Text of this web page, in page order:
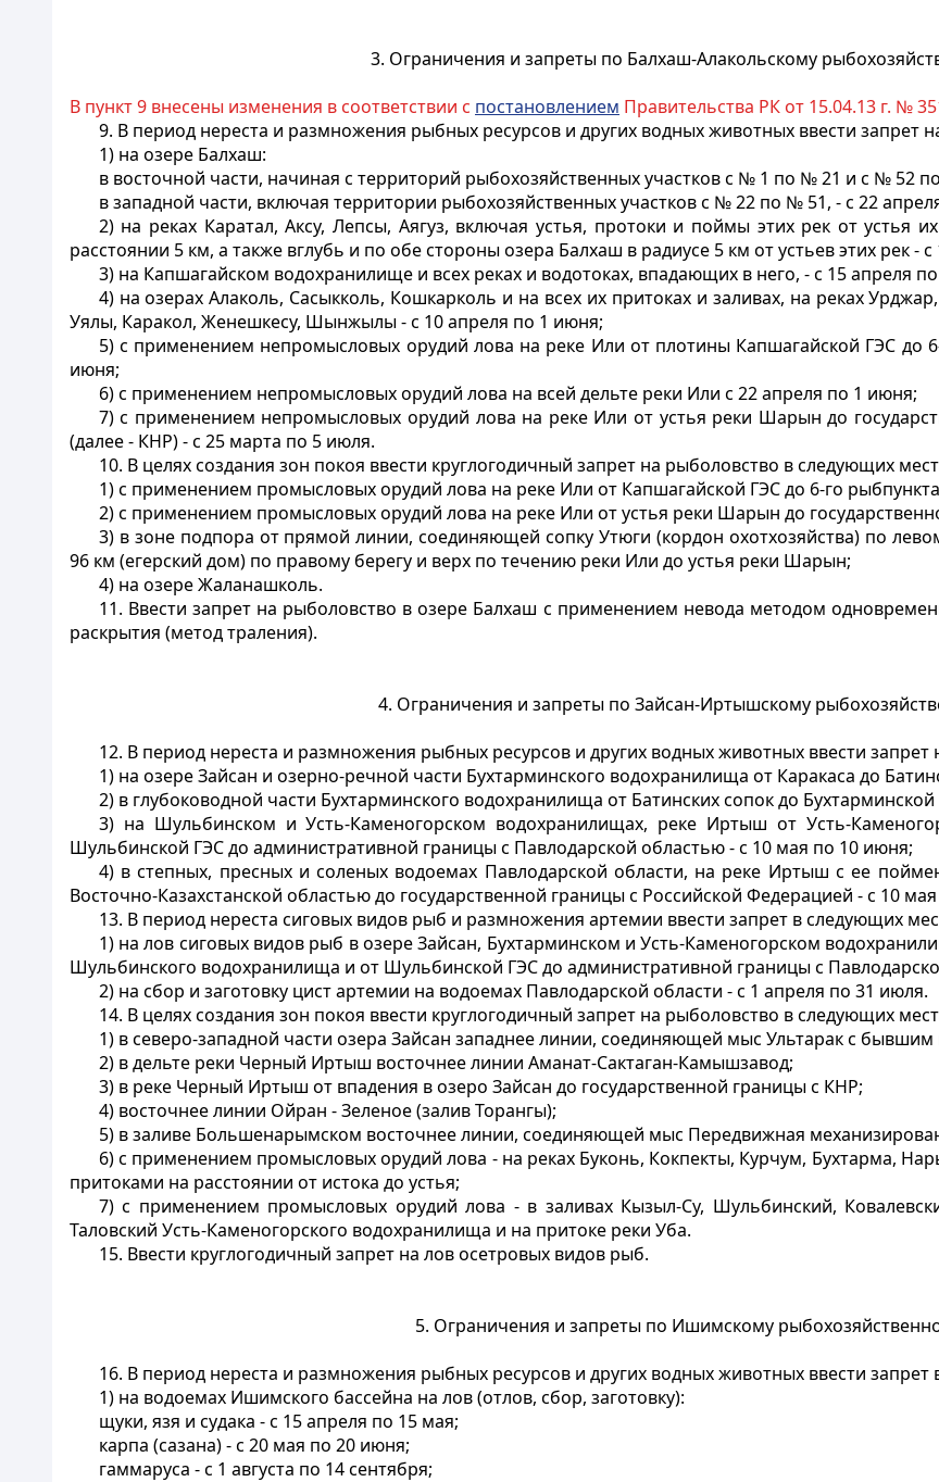
3. Ограничения и запреты по Балхаш-Алакольскому
В пункт 9 внесены изменения в соответствии с постановлением Правительства РК от 15.04.13 г. №
9. В период нереста и размножения рыбных ресурсов и других водных животных ввести запрет
1) на озере Балхаш:
в восточной части, начиная с территорий рыбохозяйственных участков с № 1 по № 21 и с № 52
в западной части, включая территории рыбохозяйственных участков с № 22 по № 51, - с 22
2) на реках Каратал, Аксу, Лепсы, Аягуз, включая устья, протоки и поймы этих рек от устья
расстоянии 5 км, а также вглубь и по обе стороны озера Балхаш в радиусе 5 км от устьев этих рек -
3) на Капшагайском водохранилище и всех реках и водотоках, впадающих в него, - с 15 апреля
4) на озерах Алаколь, Сасыкколь, Кошкарколь и на всех их притоках и заливах, на реках
Уялы, Каракол, Женешкесу, Шынжылы - с 10 апреля по 1 июня;
5) с применением непромысловых орудий лова на реке Или от плотины Капшагайской ГЭС до
июня;
6) с применением непромысловых орудий лова на всей дельте реки Или с 22 апреля по 1 июня;
7) с применением непромысловых орудий лова на реке Или от устья реки Шарын до
(далее - КНР) - с 25 марта по 5 июля.
10. В целях создания зон покоя ввести круглогодичный запрет на рыболовство в следующих
1) с применением промысловых орудий лова на реке Или от Капшагайской ГЭС до 6-го
2) с применением промысловых орудий лова на реке Или от устья реки Шарын до
3) в зоне подпора от прямой линии, соединяющей сопку Утюги (кордон охотхозяйства) по
96 км (егерский дом) по правому берегу и верх по течению реки Или до устья реки Шарын;
4) на озере Жаланашколь.
11. Ввести запрет на рыболовство в озере Балхаш с применением невода методом
раскрытия (метод траления).
4. Ограничения и запреты по Зайсан-Иртышскому
12. В период нереста и размножения рыбных ресурсов и других водных животных ввести
1) на озере Зайсан и озерно-речной части Бухтарминского водохранилища от Каракаса до
2) в глубоководной части Бухтарминского водохранилища от Батинских сопок до
3) на Шульбинском и Усть-Каменогорском водохранилищах, реке Иртыш от Усть-
Шульбинской ГЭС до административной границы с Павлодарской областью - с 10 мая по 10 июня;
4) в степных, пресных и соленых водоемах Павлодарской области, на реке Иртыш с ее
Восточно-Казахстанской областью до государственной границы с Российской Федерацией - с 10
13. В период нереста сиговых видов рыб и размножения артемии ввести запрет в следующих
1) на лов сиговых видов рыб в озере Зайсан, Бухтарминском и Усть-Каменогорском
Шульбинского водохранилища и от Шульбинской ГЭС до административной границы с
2) на сбор и заготовку цист артемии на водоемах Павлодарской области - с 1 апреля по 31 июля.
14. В целях создания зон покоя ввести круглогодичный запрет на рыболовство в следующих
1) в северо-западной части озера Зайсан западнее линии, соединяющей мыс Ультарак с
2) в дельте реки Черный Иртыш восточнее линии Аманат-Сактаган-Камышзавод;
3) в реке Черный Иртыш от впадения в озеро Зайсан до государственной границы с КНР;
4) восточнее линии Ойран - Зеленое (залив Торангы);
5) в заливе Большенарымском восточнее линии, соединяющей мыс Передвижная
6) с применением промысловых орудий лова - на реках Буконь, Кокпекты, Курчум, Бухтарма,
притоками на расстоянии от истока до устья;
7) с применением промысловых орудий лова - в заливах Кызыл-Су, Шульбинский,
Таловский Усть-Каменогорского водохранилища и на притоке реки Уба.
15. Ввести круглогодичный запрет на лов осетровых видов рыб.
5. Ограничения и запреты по Ишимскому
16. В период нереста и размножения рыбных ресурсов и других водных животных ввести запрет
1) на водоемах Ишимского бассейна на лов (отлов, сбор, заготовку):
щуки, язя и судака - с 15 апреля по 15 мая;
карпа (сазана) - с 20 мая по 20 июня;
гаммаруса - с 1 августа по 14 сентября;